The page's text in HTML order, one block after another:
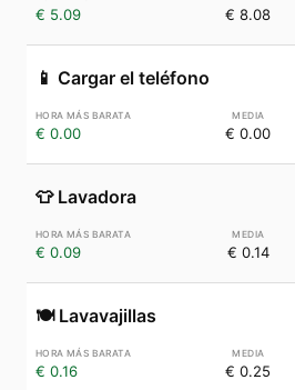
€ 5.09 € 8.08
📱 Cargar el teléfono
€ 0.00 € 0.00
👕 Lavadora
€ 0.09 € 0.14
🍽️ Lavavajillas
€ 0.16 € 0.25